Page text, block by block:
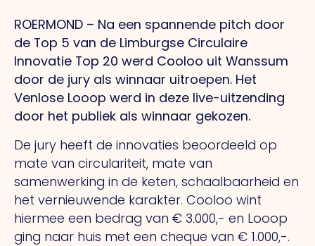
ROERMOND – Na een spannende pitch door
de Top 5 van de Limburgse Circulaire
Innovatie Top 20 werd Cooloo uit Wanssum
door de jury als winnaar uitroepen. Het
Venlose Looop werd in deze live-uitzending
door het publiek als winnaar gekozen.
De jury heeft de innovaties beoordeeld op
mate van circulariteit, mate van
samenwerking in de keten, schaalbaarheid en
het vernieuwende karakter. Cooloo wint
hiermee een bedrag van € 3.000,- en Looop
ging naar huis met een cheque van € 1.000,-.